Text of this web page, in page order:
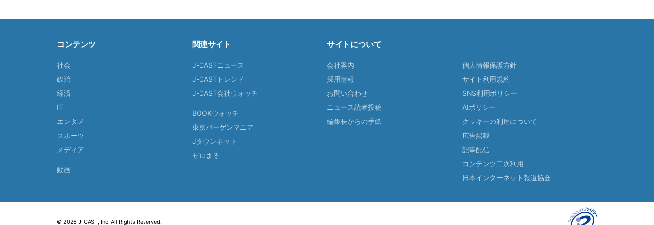
コンテンツ
社会
政治
経済
IT
エンタメ
スポーツ
メディア
動画
関連サイト
J-CASTニュース
J-CASTトレンド
J-CAST会社ウォッチ
BOOKウォッチ
東京バーゲンマニア
Jタウンネット
ゼロまる
サイトについて
会社案内
採用情報
お問い合わせ
ニュース読者投稿
編集長からの手紙
個人情報保護方針
サイト利用規約
SNS利用ポリシー
AIポリシー
クッキーの利用について
広告掲載
記事配信
コンテンツ二次利用
日本インターネット報道協会
© 2026 J-CAST, Inc. All Rights Reserved.